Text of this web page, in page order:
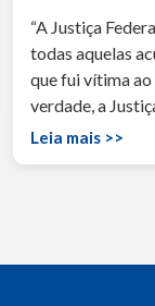
“A Justiça
todas aquelas
que fui vítima ao
verdade, a
Leia mais >>